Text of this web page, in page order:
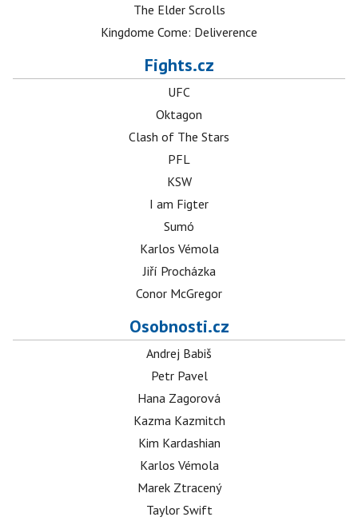
The Elder Scrolls
Kingdome Come: Deliverence
Fights.cz
UFC
Oktagon
Clash of The Stars
PFL
KSW
I am Figter
Sumó
Karlos Vémola
Jiří Procházka
Conor McGregor
Osobnosti.cz
Andrej Babiš
Petr Pavel
Hana Zagorová
Kazma Kazmitch
Kim Kardashian
Karlos Vémola
Marek Ztracený
Taylor Swift